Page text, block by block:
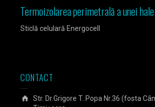
Termoizolarea perimetrală a unei
Sticlă celulară Energocell
CONTACT
Str. Dr.Grigore T. Popa Nr.36 (fosta